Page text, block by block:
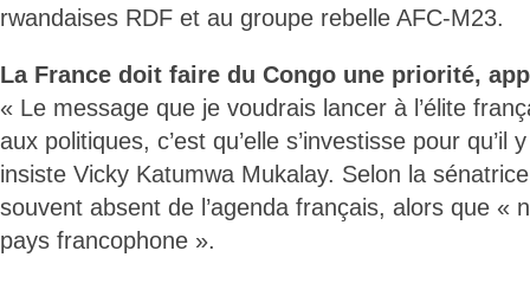
rwandaises RDF et au groupe rebelle AFC-M23.
La France doit faire du Congo une priorité,
« Le message que je voudrais lancer à l’élite
aux politiques, c’est qu’elle s’investisse pour
insiste Vicky Katumwa Mukalay. Selon la
souvent absent de l’agenda français, alors que «
pays francophone ».